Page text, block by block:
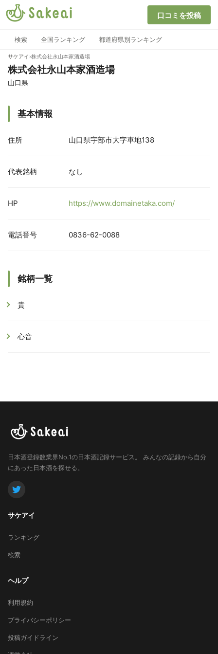
口コミを投稿
検索 全国ランキング 都道府県別ランキング
サケアイ ›株式会社永山本家酒造場
株式会社永山本家酒造場
山口県
基本情報
住所 山口県宇部市大字車地138
代表銘柄 なし
HP https://www.domainetaka.com/
電話番号 0836-62-0088
銘柄一覧
貴
心音
日本酒登録数業界No.1の日本酒記録サービス。
みんなの記録から自分
にあった日本酒を探せる。
サケアイ
ランキング
検索
ヘルプ
利用規約
プライバシーポリシー
投稿ガイドライン